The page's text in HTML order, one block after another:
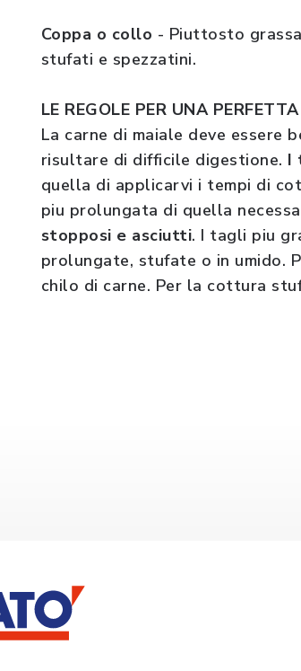
Coppa o collo - Piuttosto
stufati e spezzatini.
LE REGOLE PER UNA
La carne di maiale deve essere
risultare di difficile digestione. I
quella di applicarvi i tempi di
piu prolungata di quella
stopposi e asciutti. I tagli piu
prolungate, stufate o in umido.
chilo di carne. Per la cottura